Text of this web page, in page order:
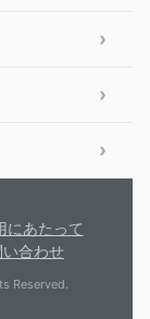
にあたって
い合わせ
Reserved.